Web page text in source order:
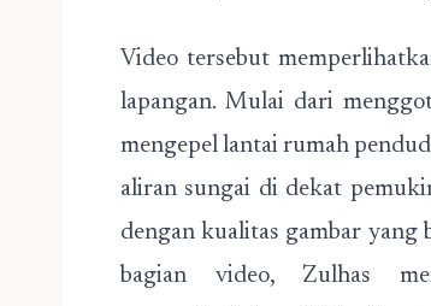
Video tersebut
lapangan. Mulai dari
mengepel lantai rumah
aliran sungai di dekat
dengan kualitas gambar yang
bagian video, Zulhas